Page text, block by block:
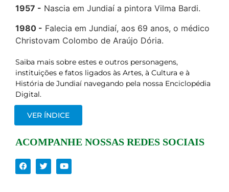
1957
Nascia em Jundiaí a pintora Vilma Bardi.
1980
Falecia em Jundiaí, aos 69 anos, o médico
Christovam Colombo de Araújo Dória.
Saiba mais sobre estes e outros personagens,
instituições e fatos ligados às Artes, à Cultura e à
História de Jundiaí navegando pela nossa Enciclopédia
Digital.
VER ÍNDICE
ACOMPANHE NOSSAS REDES SOCIAIS